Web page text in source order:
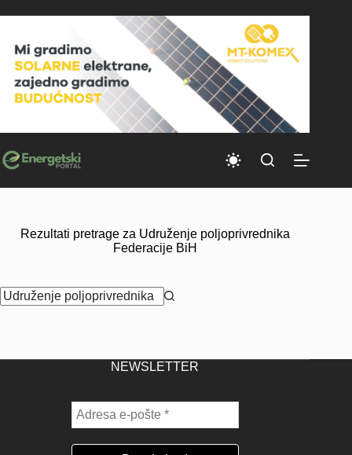
to
Rezultati pretrage za Udruženje poljoprivrednika
Federacije BiH
NEWSLETTER